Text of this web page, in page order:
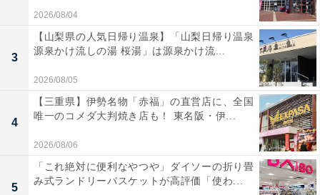
2026/08/04
3
【山梨県の人気日帰り温泉】「山梨日帰り温泉
源泉かけ流しの湯 桜湯」は源泉かけ流...
2026/08/05
4
【三重県】伊勢名物「赤福」の直営店に、全国
唯一のコメダ大判焼き店も！ 東名阪・伊...
2026/08/06
5
「これ絶対に便利なやつや」ダイソーの折り畳
み式ランドリーバスケットが高評価「使わ...